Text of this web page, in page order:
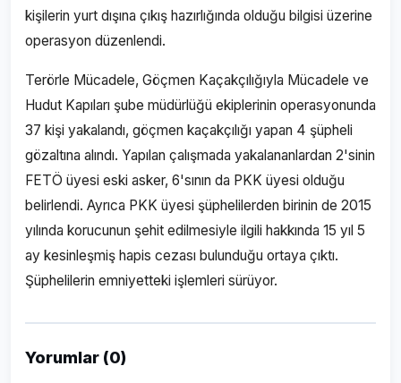
kişilerin yurt dışına çıkış hazırlığında olduğu bilgisi üzerine
operasyon düzenlendi.
Terörle Mücadele, Göçmen Kaçakçılığıyla Mücadele ve
Hudut Kapıları şube müdürlüğü ekiplerinin operasyonunda
37 kişi yakalandı, göçmen kaçakçılığı yapan 4 şüpheli
gözaltına alındı. Yapılan çalışmada yakalananlardan 2'sinin
FETÖ üyesi eski asker, 6'sının da PKK üyesi olduğu
belirlendi. Ayrıca PKK üyesi şüphelilerden birinin de 2015
yılında korucunun şehit edilmesiyle ilgili hakkında 15 yıl 5
ay kesinleşmiş hapis cezası bulunduğu ortaya çıktı.
Şüphelilerin emniyetteki işlemleri sürüyor.
Yorumlar (0)